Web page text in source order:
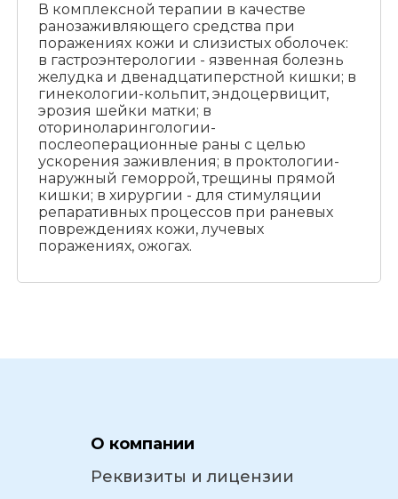
В комплексной терапии в качестве
ранозаживляющего средства при
поражениях кожи и слизистых оболочек:
в гастроэнтерологии - язвенная болезнь
желудка и двенадцатиперстной кишки; в
гинекологии-кольпит, эндоцервицит,
эрозия шейки матки; в
оториноларингологии-
послеоперационные раны с целью
ускорения заживления; в проктологии-
наружный геморрой, трещины прямой
кишки; в хирургии - для стимуляции
репаративных процессов при раневых
повреждениях кожи, лучевых
поражениях, ожогах.
О компании
Реквизиты и лицензии